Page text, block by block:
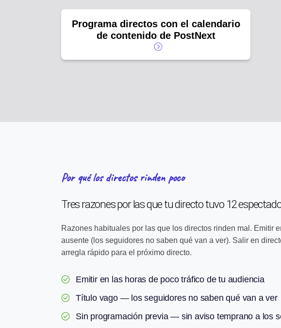
Programa directos con el calendario
de contenido de PostNext
Por qué los directos rinden poco
Tres razones por las que tu directo tuvo 12
Razones habituales por las que los directos rinden mal. Emitir
ausente (los seguidores no saben qué van a ver). Salir en
arregla rápido para el próximo directo.
Emitir en las horas de poco tráfico de tu audiencia
Título vago — los seguidores no saben qué van a ver
Sin programación previa — sin aviso temprano a los